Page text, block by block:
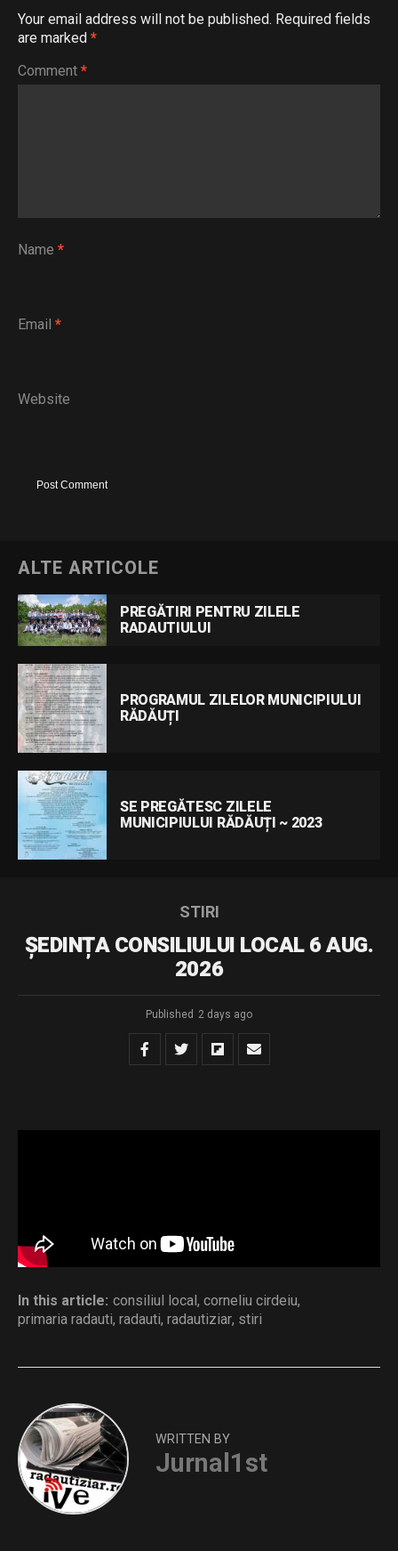
Your email address will not be published. Required fields
are marked *
Comment *
Name *
Email *
Website
ALTE ARTICOLE
PREGĂTIRI PENTRU ZILELE
RADAUTIULUI
PROGRAMUL ZILELOR MUNICIPIULUI
RĂDĂUȚI
SE PREGĂTESC ZILELE
MUNICIPIULUI RĂDĂUȚI ~ 2023
STIRI
ȘEDINȚA CONSILIULUI LOCAL 6 AUG.
2026
Published 2 days ago
In this article: consiliul local, corneliu cirdeiu,
primaria radauti, radauti, radautiziar, stiri
WRITTEN BY
Jurnal1st